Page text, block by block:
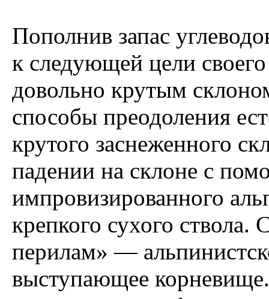
Пополнив запас
к следующей цели
довольно крутым
способы преодоления
крутого заснеженного
падении на склоне с
импровизированного
крепкого сухого
перилам» —
выступающее